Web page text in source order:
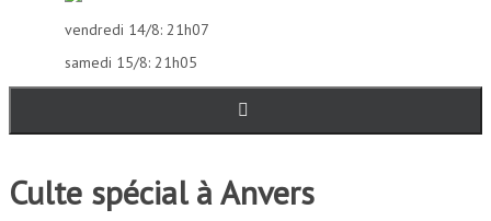
vendredi 14/8: 21h07
samedi 15/8: 21h05
Culte spécial à Anvers